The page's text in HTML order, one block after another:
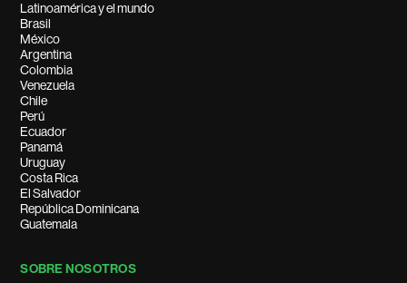
Latinoamérica y el mundo
Brasil
México
Argentina
Colombia
Venezuela
Chile
Perú
Ecuador
Panamá
Uruguay
Costa Rica
El Salvador
República Dominicana
Guatemala
SOBRE NOSOTROS